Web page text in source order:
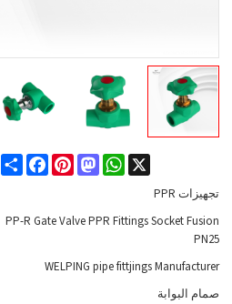
Share
FacebookPinterestMastodonWhatsApp
X
تجهيزات PPR
PP-R Gate Valve PPR Fittings Socket Fusion
PN25
WELPING pipe fittjings Manufacturer
صمام البوابة